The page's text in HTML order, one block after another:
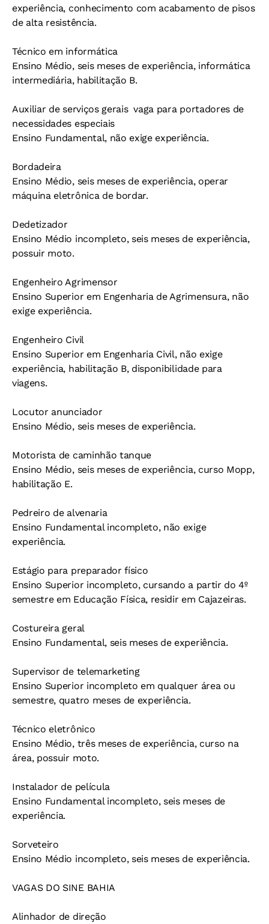
experiência, conhecimento com acabamento de pisos
de alta resistência.
Técnico em informática
Ensino Médio, seis meses de experiência, informática
intermediária, habilitação B.
Auxiliar de serviços gerais  vaga para portadores de
necessidades especiais
Ensino Fundamental, não exige experiência.
Bordadeira
Ensino Médio, seis meses de experiência, operar
máquina eletrônica de bordar.
Dedetizador
Ensino Médio incompleto, seis meses de experiência,
possuir moto.
Engenheiro Agrimensor
Ensino Superior em Engenharia de Agrimensura, não
exige experiência.
Engenheiro Civil
Ensino Superior em Engenharia Civil, não exige
experiência, habilitação B, disponibilidade para
viagens.
Locutor anunciador
Ensino Médio, seis meses de experiência.
Motorista de caminhão tanque
Ensino Médio, seis meses de experiência, curso Mopp,
habilitação E.
Pedreiro de alvenaria
Ensino Fundamental incompleto, não exige
experiência.
Estágio para preparador físico
Ensino Superior incompleto, cursando a partir do 4º
semestre em Educação Física, residir em Cajazeiras.
Costureira geral
Ensino Fundamental, seis meses de experiência.
Supervisor de telemarketing
Ensino Superior incompleto em qualquer área ou
semestre, quatro meses de experiência.
Técnico eletrônico
Ensino Médio, três meses de experiência, curso na
área, possuir moto.
Instalador de película
Ensino Fundamental incompleto, seis meses de
experiência.
Sorveteiro
Ensino Médio incompleto, seis meses de experiência.
VAGAS DO SINE BAHIA
Alinhador de direção